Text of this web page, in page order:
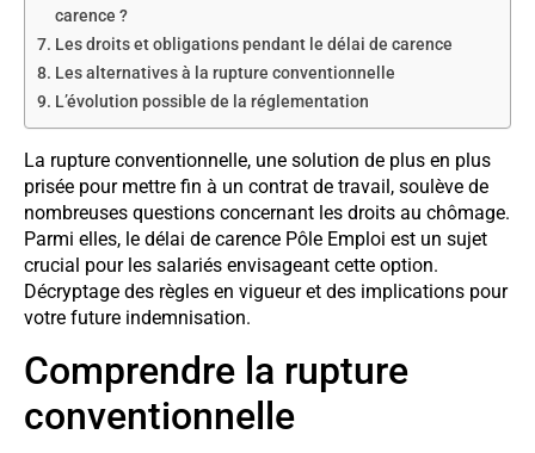
carence ?
Les droits et obligations pendant le délai de carence
Les alternatives à la rupture conventionnelle
L’évolution possible de la réglementation
La rupture conventionnelle, une solution de plus en plus
prisée pour mettre fin à un contrat de travail, soulève de
nombreuses questions concernant les droits au chômage.
Parmi elles, le délai de carence Pôle Emploi est un sujet
crucial pour les salariés envisageant cette option.
Décryptage des règles en vigueur et des implications pour
votre future indemnisation.
Comprendre la rupture
conventionnelle